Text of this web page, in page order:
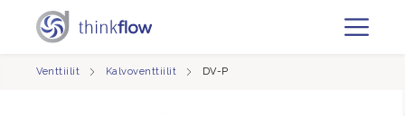
Venttiilit Kalvoventtiilit DV-P